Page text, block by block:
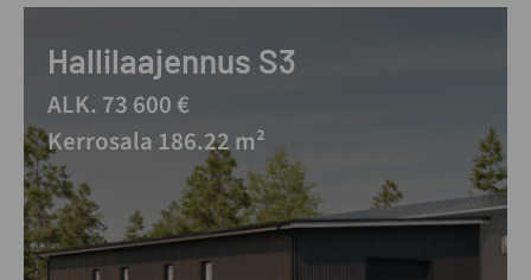
Hallilaajennus S3
ALK. 73 600 €
Kerrosala 186.22 m²